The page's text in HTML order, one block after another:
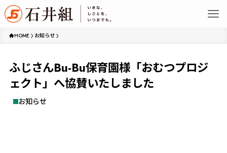
HOME お知らせ
ふじさんBu-Bu保育園様「おむつプロジ
ェクト」へ協賛いたしました
お知らせ